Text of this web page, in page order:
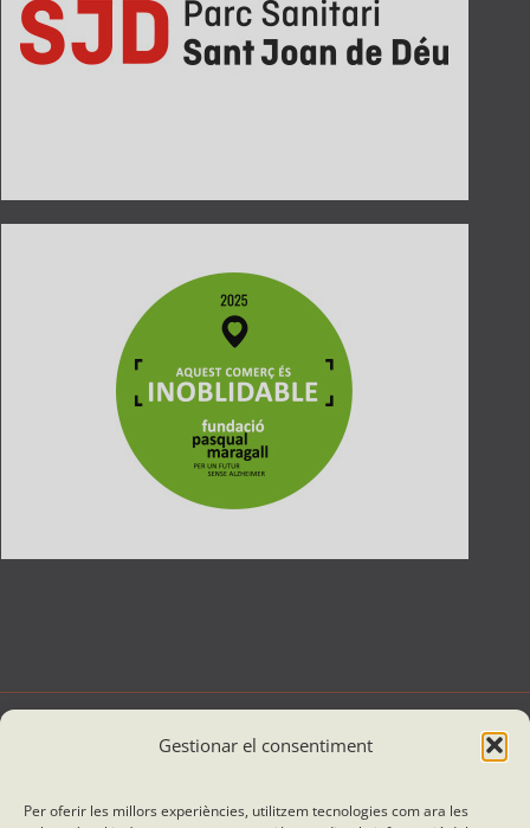
Gestionar el consentiment
Per oferir les millors experiències, utilitzem tecnologies com ara les
© Roda el Món 2012 - 2026 |Política de Privacitat|Política de cookies|
Dissenyat i desenvolupat perEnric Vidal Disseny Gràfic